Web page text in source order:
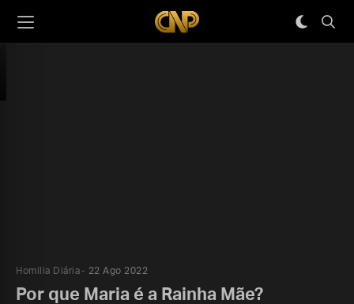
Homilia Diária 22 Ago 2022
Por que Maria é a Rainha Mãe?